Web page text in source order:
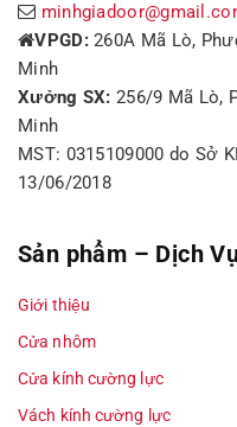
VPGD:260A Mã Lò,
Minh
Xưởng SX: 256/9 Mã Lò,
Minh
MST: 0315109000 do Sở
13/06/2018
Sản phẩm – Dịch
Giới thiệu
Cửa nhôm
Cửa kính cường lực
Vách kính cường lực